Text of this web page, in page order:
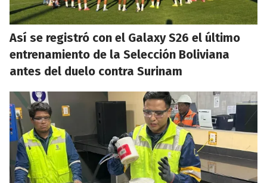
Así se registró con el Galaxy S26 el último
entrenamiento de la Selección Boliviana
antes del duelo contra Surinam